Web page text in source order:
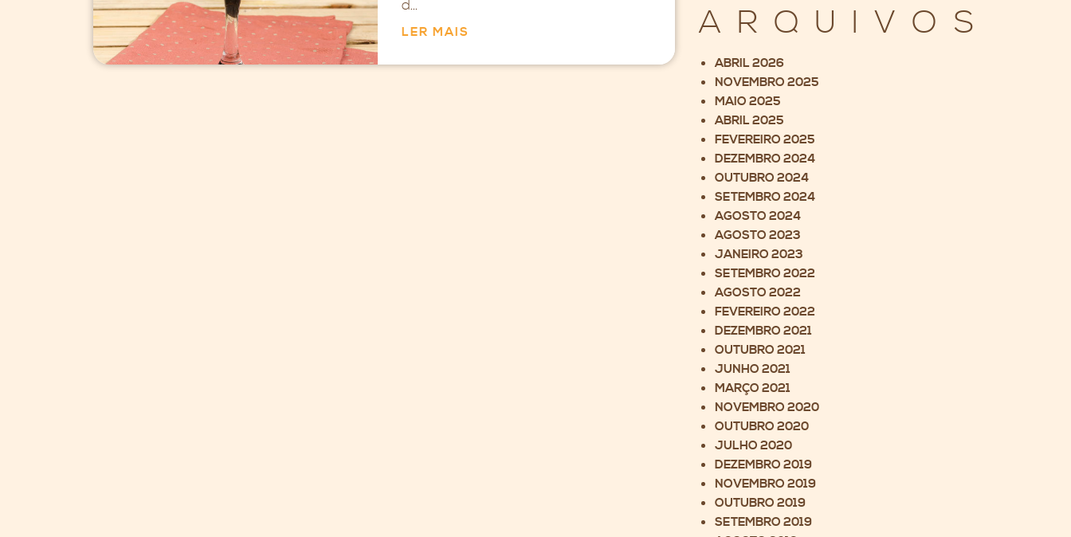
d...
LER MAIS ARQUIVOS
ABRIL 2026
NOVEMBRO 2025
MAIO 2025
ABRIL 2025
FEVEREIRO 2025
DEZEMBRO 2024
OUTUBRO 2024
SETEMBRO 2024
AGOSTO 2024
AGOSTO 2023
JANEIRO 2023
SETEMBRO 2022
AGOSTO 2022
FEVEREIRO 2022
DEZEMBRO 2021
OUTUBRO 2021
JUNHO 2021
MARÇO 2021
NOVEMBRO 2020
OUTUBRO 2020
JULHO 2020
DEZEMBRO 2019
NOVEMBRO 2019
OUTUBRO 2019
SETEMBRO 2019